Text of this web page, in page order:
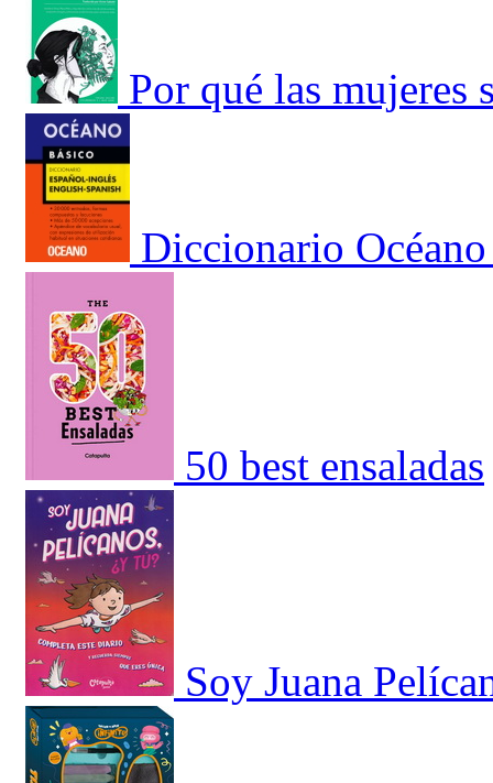
Por qué las mujeres
Diccionario
50 best ensaladas
Soy Juana